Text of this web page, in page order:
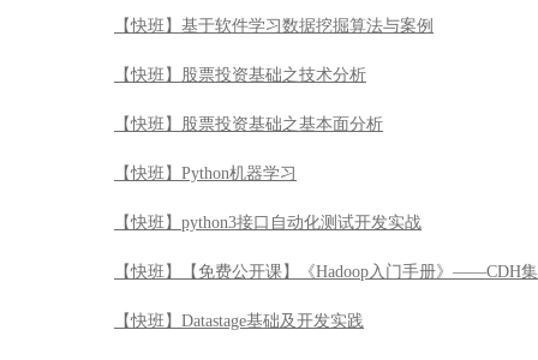
【快班】基于软件学习数据挖掘算法与案例
【快班】股票投资基础之技术分析
【快班】股票投资基础之基本面分析
【快班】Python机器学习
【快班】python3接口自动化测试开发实战
【快班】【免费公开课】《Hadoop入门手册》——CDH
【快班】Datastage基础及开发实践